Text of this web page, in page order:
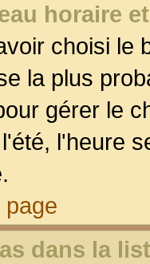
horaire
choisi le
la plus
gérer le
l'heure
page
dans la